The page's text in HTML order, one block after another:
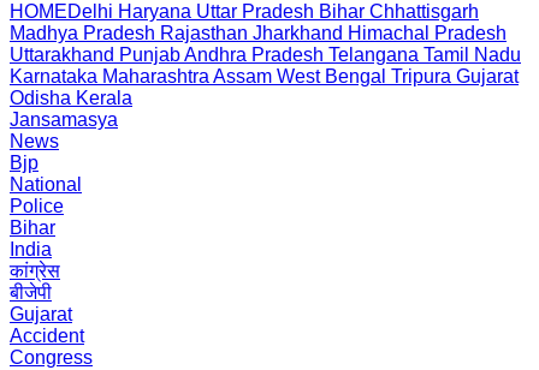
HOMEDelhi Haryana Uttar Pradesh Bihar Chhattisgarh
Madhya Pradesh Rajasthan Jharkhand Himachal Pradesh
Uttarakhand PunjabAndhra Pradesh Telangana Tamil Nadu
Karnataka Maharashtra Assam West Bengal Tripura Gujarat
Odisha Kerala
Jansamasya
News
Bjp
National
Police
Bihar
India
कांग्रेस
बीजेपी
Gujarat
Accident
Congress